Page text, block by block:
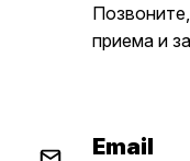
приема и
Email